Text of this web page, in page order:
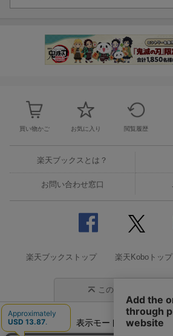
買い物かご お気に入り 閲覧履歴
楽天ブックスとは？
お問い合わせ窓口
楽天ブックストップ 楽天Koboトップ
このページの先頭に
表示モード モバイル